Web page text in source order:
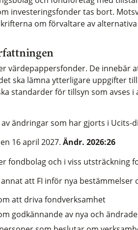
investeringsfonder tas bort.
om förvaltare av
värdepappersfonder. De innebär
ska lämna ytterligare uppgifter
standarder för tillsyn som avses i
ändringar som har gjorts i Ucits-
16 april 2027.Ändr. 2026:26
fondbolag och i viss utsträckning
att FI inför nya bestämmelser
att driva fondverksamhet
godkännande av nya och